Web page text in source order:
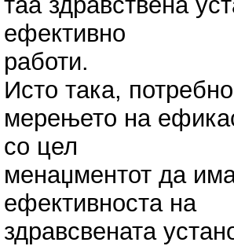
ефективно
работи.
Исто така,
мерењето на
со цел
менаџментот да
ефективноста на
здравсвената